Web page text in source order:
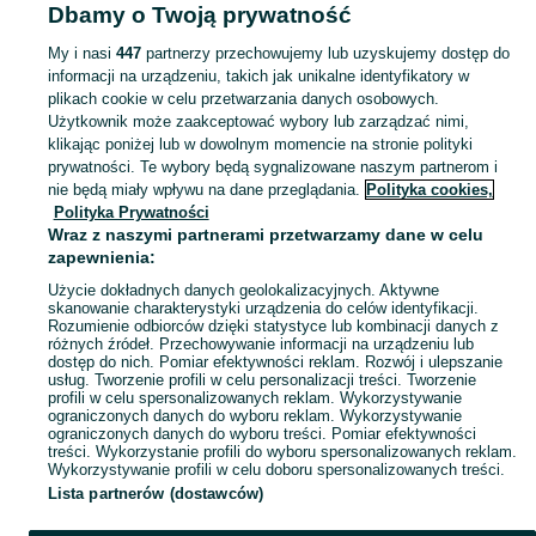
Popularne wyszukiwania
Sprzedaż płyt drogowych betonowych Pomorskie ▶️ Szeroki wybór produktów ✅ Nowe i używane w atrakcyjnych cenach ✌ Sprawdź oferty i kupuj na OLX.pl!
Mapa kategorii
Mapa miejscowości
Mapa ministron
Popularne wyszukiwania
Dbamy o Twoją prywatność
My i nasi 447partnerzy przechowujemy lub uzyskujemy dostęp do
informacji na urządzeniu, takich jak unikalne identyfikatory w
plikach cookie w celu przetwarzania danych osobowych.
Użytkownik może zaakceptować wybory lub zarządzać nimi,
klikając poniżej lub w dowolnym momencie na stronie polityki
prywatności. Te wybory będą sygnalizowane naszym partnerom i
nie będą miały wpływu na dane przeglądania. Polityka cookies,
Polityka Prywatności
Wraz z naszymi partnerami przetwarzamy dane w celu
zapewnienia:
Użycie dokładnych danych geolokalizacyjnych. Aktywne
skanowanie charakterystyki urządzenia do celów identyfikacji.
Rozumienie odbiorców dzięki statystyce lub kombinacji danych z
różnych źródeł. Przechowywanie informacji na urządzeniu lub
dostęp do nich. Pomiar efektywności reklam. Rozwój i ulepszanie
usług. Tworzenie profili w celu personalizacji treści. Tworzenie
profili w celu spersonalizowanych reklam. Wykorzystywanie
ograniczonych danych do wyboru reklam. Wykorzystywanie
ograniczonych danych do wyboru treści. Pomiar efektywności
treści. Wykorzystanie profili do wyboru spersonalizowanych reklam.
Wykorzystywanie profili w celu doboru spersonalizowanych treści.
Lista partnerów (dostawców)